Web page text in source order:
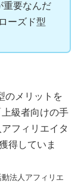
重要なんだ
ーズド型
のメリットを
級者向けの手
フィリエイタ
得していま
法人アフィリエ